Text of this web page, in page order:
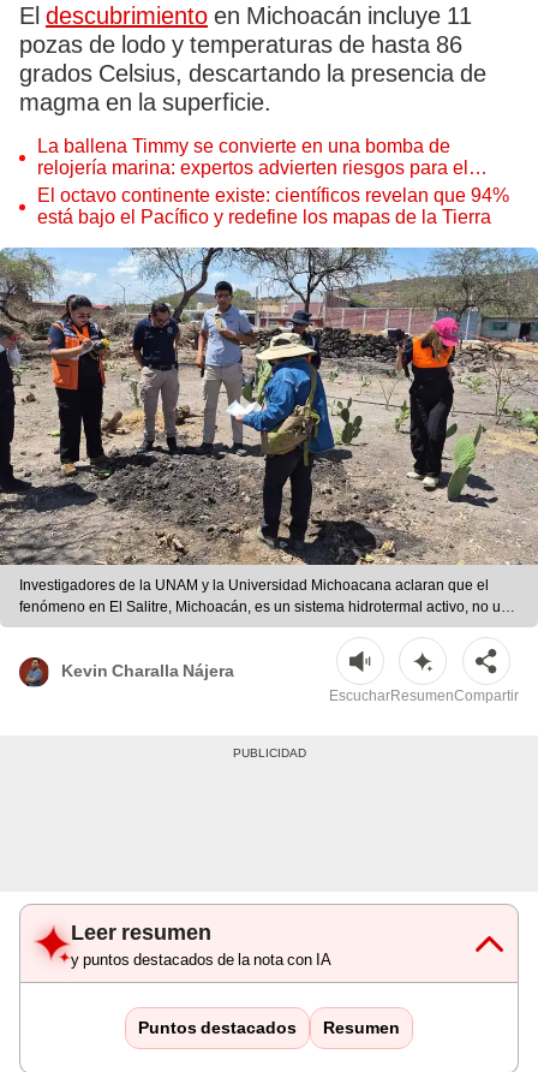
El descubrimiento en Michoacán incluye 11
pozas de lodo y temperaturas de hasta 86
grados Celsius, descartando la presencia de
magma en la superficie.
La ballena Timmy se convierte en una bomba de
relojería marina: expertos advierten riesgos para el
ecosistema tras su estallido
El octavo continente existe: científicos revelan que 94%
está bajo el Pacífico y redefine los mapas de la Tierra
Investigadores de la UNAM y la Universidad Michoacana aclaran que el
fenómeno en El Salitre, Michoacán, es un sistema hidrotermal activo, no un
volcán ni un géiser. | Foto: UNAM
Kevin Charalla Nájera
EscucharResumenCompartir
Leer resumen
y puntos destacados de la nota con IA
Puntos destacados Resumen